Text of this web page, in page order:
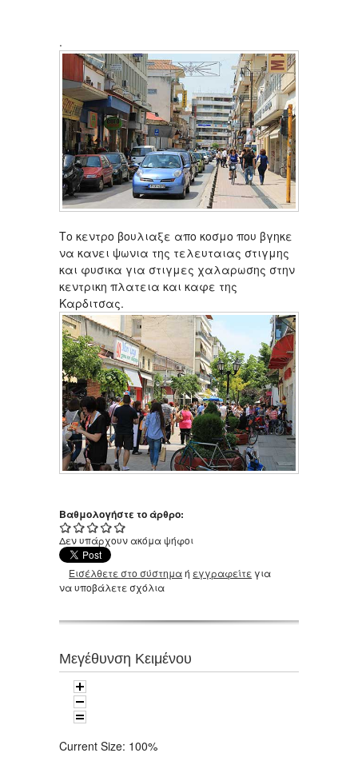
.
Το κεντρο βουλιαξε απο κοσμο που βγηκε
να κανει ψωνια της τελευταιας στιγμης
και φυσικα για στιγμες χαλαρωσης στην
κεντρικη πλατεια και καφε της
Καρδιτσας.
Βαθμολογήστε το άρθρο:
Δεν υπάρχουν ακόμα ψήφοι
Εισέλθετε στο σύστημαή εγγραφείτε για
να υποβάλετε σχόλια
Μεγέθυνση Κειμένου
Current Size: 100%